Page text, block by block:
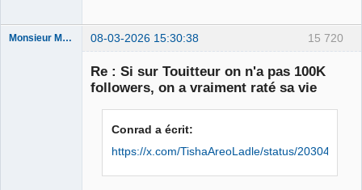
15 720
Monsieur Maurice 08-03-2026 15:30:38
Re : Si sur Touitteur on n'a pas 100K
followers, on a vraiment raté sa vie
Conrad a écrit:
https://x.com/TishaAreoLadle/status/